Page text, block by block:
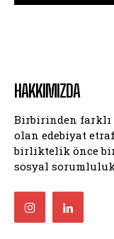
HAKKIMIZDA
Birbirinden farklı
olan edebiyat
birliktelik önce bir
sosyal